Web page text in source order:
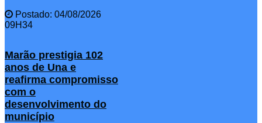
Postado: 04/08/2026
09H34
Marão prestigia 102
anos de Una e
reafirma compromisso
com o
desenvolvimento do
município